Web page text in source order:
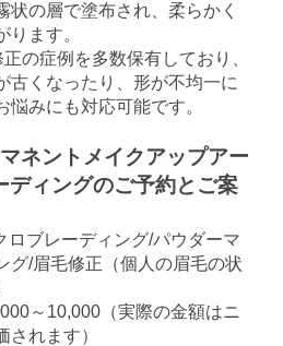
状の層で塗布され、柔らかく
ります。
の症例を多数保有しており、
古くなったり、形が不均一に
悩みにも対応可能です。
ネントメイクアップアー
ディングのご予約とご案
ロブレーディング/パウダーマ
グ/眉毛修正（個人の眉毛の状
～10,000（実際の金額はニ
されます）